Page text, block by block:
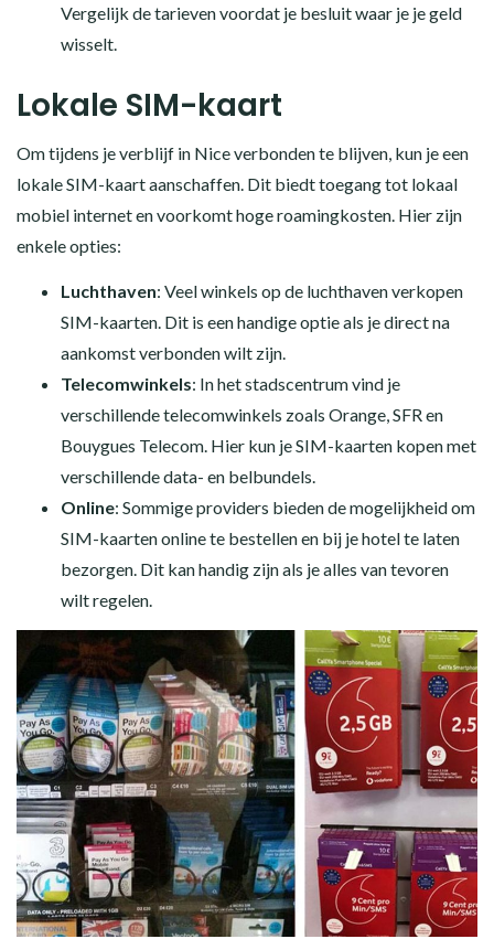
Vergelijk de tarieven voordat je besluit waar je je geld
wisselt.
Lokale SIM-kaart
Om tijdens je verblijf in Nice verbonden te blijven, kun je een
lokale SIM-kaart aanschaffen. Dit biedt toegang tot lokaal
mobiel internet en voorkomt hoge roamingkosten. Hier zijn
enkele opties:
Luchthaven: Veel winkels op de luchthaven verkopen
SIM-kaarten. Dit is een handige optie als je direct na
aankomst verbonden wilt zijn.
Telecomwinkels: In het stadscentrum vind je
verschillende telecomwinkels zoals Orange, SFR en
Bouygues Telecom. Hier kun je SIM-kaarten kopen met
verschillende data- en belbundels.
Online: Sommige providers bieden de mogelijkheid om
SIM-kaarten online te bestellen en bij je hotel te laten
bezorgen. Dit kan handig zijn als je alles van tevoren
wilt regelen.